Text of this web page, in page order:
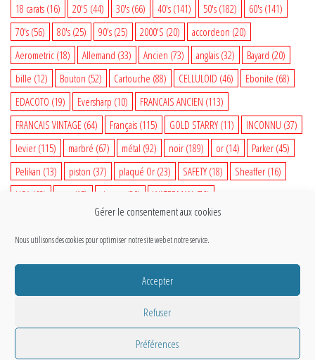
Gérer le consentement aux cookies
Nous utilisons des cookies pour optimiser notre site web et notre service.
Accepter
Refuser
Préférences
18 carats (16) 20'S (44) 30's (66) 40's (141) 50's (182) 60's (141)
70's (56) 80's (25) 90's (25) 2000'S (20) accordeon (20)
Aerometric (18) Allemand (33) Ancien (73) anglais (32) Bayard (20)
bille (12) Bouton (52) Cartouche (88) CELLULOID (46) Ebonite (68)
EDACOTO (19) Eversharp (10) FRANCAIS ANCIEN (113)
FRANCAIS VINTAGE (64) Français (115) GOLD STARRY (11) INCONNU (37)
levier (115) marbré (67) métal (92) noir (189) or (14) Parker (45)
Pelikan (13) piston (37) plaqué Or (23) SAFETY (18) Sheaffer (16)
USA (68) (15) vintage (80) WATERMAN (76)
(35) woodgrain(14)
@Copyright CETOUT.NET
WordPress